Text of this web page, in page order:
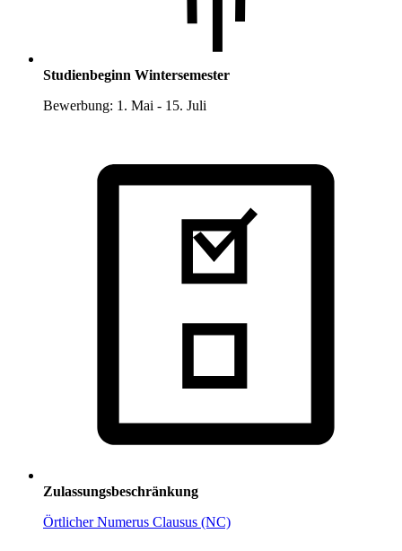
Studienbeginn Wintersemester
Bewerbung: 1. Mai - 15. Juli
Zulassungsbeschränkung
Örtlicher Numerus Clausus (NC)